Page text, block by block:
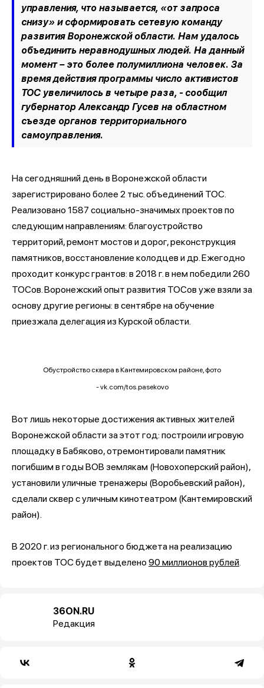
управления, что называется, «от запроса
снизу» и сформировать сетевую команду
развития Воронежской области. Нам удалось
объединить неравнодушных людей. На данный
момент – это более полумиллиона человек. За
время действия программы число активистов
ТОС увеличилось в четыре раза, - сообщил
губернатор Александр Гусев на областном
съезде органов территориального
самоуправления.
На сегодняшний день в Воронежской области
зарегистрировано более 2 тыс. объединений ТОС.
Реализовано 1587 социально-значимых проектов по
следующим направлениям: благоустройство
территорий, ремонт мостов и дорог, реконструкция
памятников, восстановление колодцев и др. Ежегодно
проходит конкурс грантов: в 2018 г. в нем победили 260
ТОСов. Воронежский опыт развития ТОСов уже взяли за
основу другие регионы: в сентябре на обучение
приезжала делегация из Курской области.
Обустройство сквера в Кантемировском районе, фото
- vk.com/tos.pasekovo
Вот лишь некоторые достижения активных жителей
Воронежской области за этот год: построили игровую
площадку в Бабяково, отремонтировали памятник
погибшим в годы ВОВ землякам (Новохоперский район),
установили уличные тренажеры (Воробьевский район),
сделали сквер с уличным кинотеатром (Кантемировский
район).
В 2020 г. из регионального бюджета на реализацию
проектов ТОС будет выделено 90 миллионов рублей
36ON.RU
Редакция